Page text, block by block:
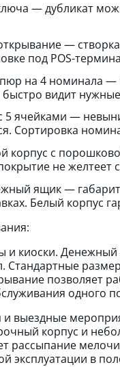
— дубликат
—
под POS-
на 4 номинала —
видит
5 ячейками —
Сортировка
корпус с
не желтеет
ящик —
Белый корпус
и киоски.
Стандартные
позволяет
одного
выездные
корпус и
рассыпание мелочи
эксплуатации в